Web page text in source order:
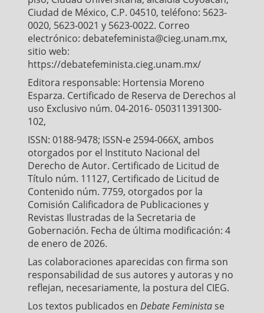
Ciudad de México, C.P. 04510, teléfono: 5623-
0020, 5623-0021 y 5623-0022. Correo
electrónico: debatefeminista@cieg.unam.mx,
sitio web:
https://debatefeminista.cieg.unam.mx/
Editora responsable: Hortensia Moreno
Esparza. Certificado de Reserva de Derechos al
uso Exclusivo núm. 04-2016- 050311391300-
102,
ISSN: 0188-9478; ISSN-e 2594-066X, ambos
otorgados por el Instituto Nacional del
Derecho de Autor. Certificado de Licitud de
Título núm. 11127, Certificado de Licitud de
Contenido núm. 7759, otorgados por la
Comisión Calificadora de Publicaciones y
Revistas Ilustradas de la Secretaria de
Gobernación. Fecha de última modificación: 4
de enero de 2026.
Las colaboraciones aparecidas con firma son
responsabilidad de sus autores y autoras y no
reflejan, necesariamente, la postura del CIEG.
Los textos publicados en Debate Feministase